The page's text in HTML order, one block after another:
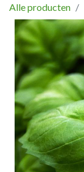
Alle producten